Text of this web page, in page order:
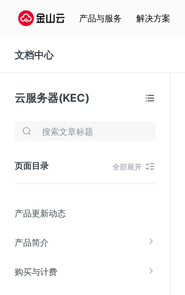
产品与服务 解决方案
文档中心
云服务器(KEC)
页面目录 全部展开
产品更新动态
产品简介
购买与计费
存储与云分发
云硬盘(EBS)
在线迁移服务